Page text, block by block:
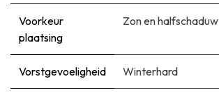
Voorkeur
plaatsing
Zon en halfschaduw
Vorstgevoeligheid Winterhard